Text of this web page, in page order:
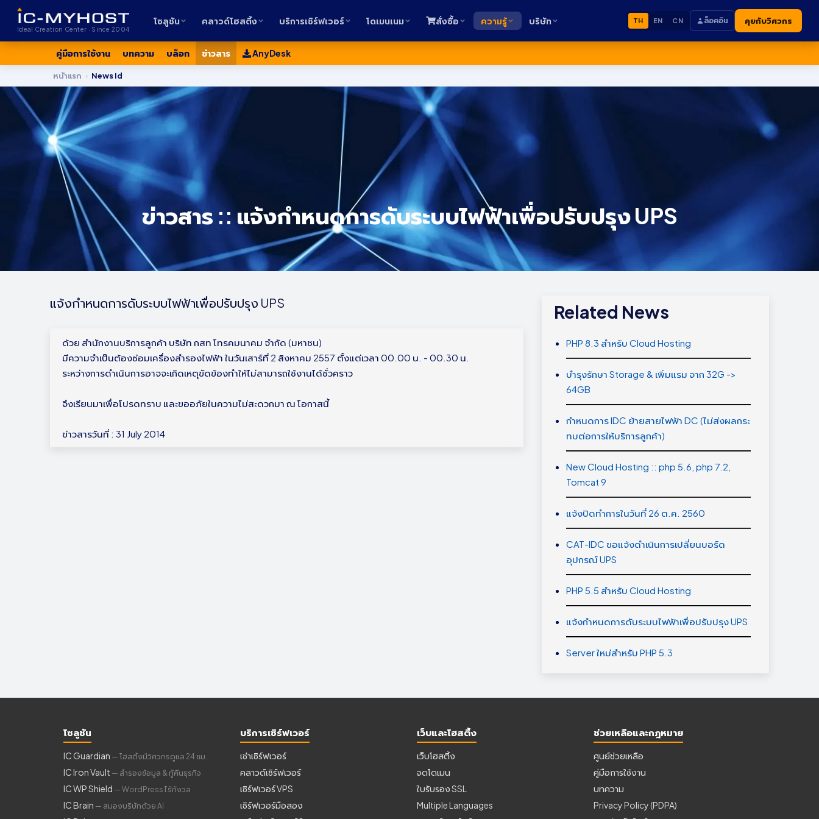
Ideal Creation Center · Since 2004
โซลูชัน คลาวด์โฮสติ้ง บริการเซิร์ฟเวอร์ โดเมนเนม สั่งซื้อ ความรู้ บริษัท TH EN CN ล็อคอิน คุยกับวิศวกร
คู่มือการใช้งาน บทความ บล็อก ข่าวสาร AnyDesk
หน้าแรก › News Id
ข่าวสาร :: แจ้งกำหนดการดับระบบไฟฟ้าเพื่อปรับปรุง UPS
แจ้งกำหนดการดับระบบไฟฟ้าเพื่อปรับปรุง UPS
ด้วย สำนักงานบริการลูกค้า บริษัท กสท โทรคมนาคม จำกัด (มหาชน)
มีความจำเป็นต้องซ่อมเครื่องสำรองไฟฟ้า ในวันเสาร์ที่ 2 สิงหาคม 2557 ตั้งแต่เวลา 00.00 น. - 00.30 น.
ระหว่างการดำเนินการอาจจะเกิดเหตุขัดข้องทำให้ไม่สามารถใช้งานได้ชั่วคราว
จึงเรียนมาเพื่อโปรดทราบ และขออภัยในความไม่สะดวกมา ณ โอกาสนี้
ข่าวสารวันที่ : 31 July 2014
Related News
PHP 8.3 สำหรับ Cloud Hosting
บำรุงรักษา Storage & เพิ่มแรม จาก 32G ->
64GB
กำหนดการ IDC ย้ายสายไฟฟ้า DC (ไม่ส่งผลกระ
ทบต่อการให้บริการลูกค้า)
New Cloud Hosting :: php 5.6, php 7.2,
Tomcat 9
แจ้งปิดทำการในวันที่ 26 ต.ค. 2560
CAT-IDC ขอแจ้งดำเนินการเปลี่ยนบอร์ด
อุปกรณ์ UPS
PHP 5.5 สำหรับ Cloud Hosting
แจ้งกำหนดการดับระบบไฟฟ้าเพื่อปรับปรุง UPS
Server ใหม่สำหรับ PHP 5.3
โซลูชัน
IC Guardian — โฮสติ้งมีวิศวกรดูแล 24 ชม.
IC Iron Vault — สำรองข้อมูล & กู้คืนธุรกิจ
IC WP Shield — WordPress ไร้กังวล
IC Brain — สมองบริษัทด้วย AI
บริการเซิร์ฟเวอร์
เช่าเซิร์ฟเวอร์
คลาวด์เซิร์ฟเวอร์
เซิร์ฟเวอร์ VPS
เซิร์ฟเวอร์มือสอง
เว็บและโฮสติ้ง
เว็บโฮสติ้ง
จดโดเมน
ใบรับรอง SSL
Multiple Languages
ช่วยเหลือและกฎหมาย
ศูนย์ช่วยเหลือ
คู่มือการใช้งาน
บทความ
Privacy Policy (PDPA)